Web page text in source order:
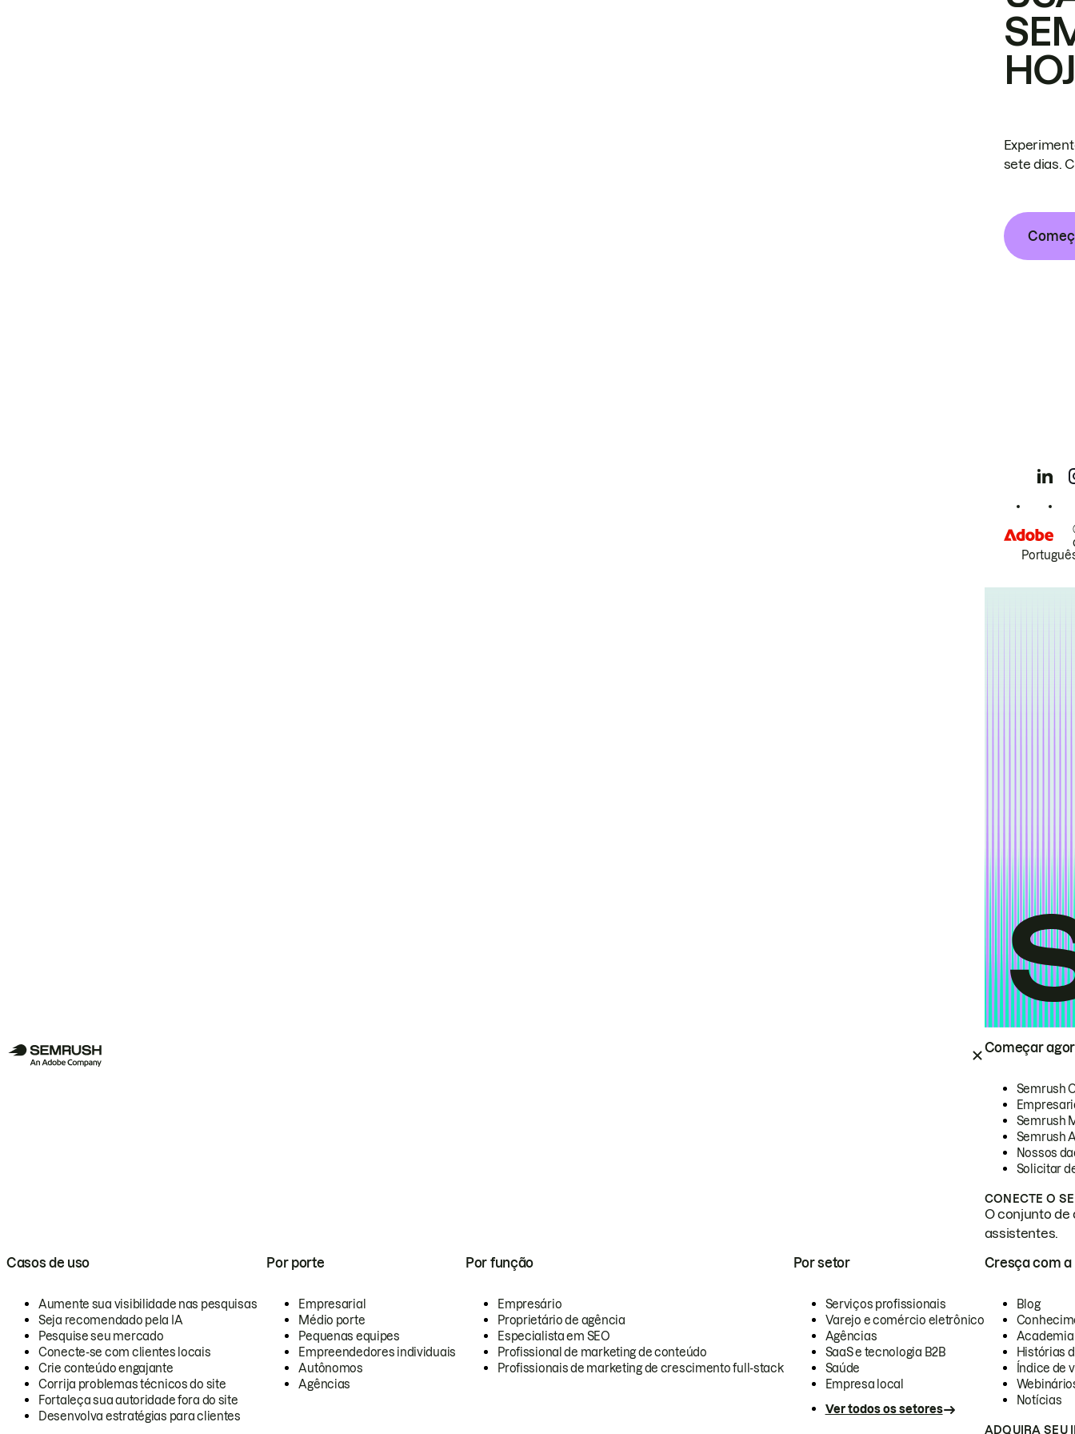
Começar
Semrush
Semrush
Semrush
Nossos
Solicitar
CONECTE O
O conjunto de
assistentes.
Casos de uso
Aumente sua visibilidade nas pesquisas
Seja recomendado pela IA
Pesquise seu mercado
Conecte-se com clientes locais
Crie conteúdo engajante
Corrija problemas técnicos do site
Fortaleça sua autoridade fora do site
Desenvolva estratégias para clientes
Por porte
Empresarial
Médio porte
Pequenas equipes
Empreendedores individuais
Autônomos
Agências
Por função
Empresário
Proprietário de agência
Especialista em SEO
Profissional de marketing de conteúdo
Profissionais de marketing de crescimento full-stack
Por setor
Serviços profissionais
Varejo e comércio eletrônico
Agências
SaaS e tecnologia B2B
Saúde
Empresa local
Ver todos os setores
Cresça com a
Blog
Academia
Histórias
Índice de
Notícias
ADQUIRA SEU
sete dias.